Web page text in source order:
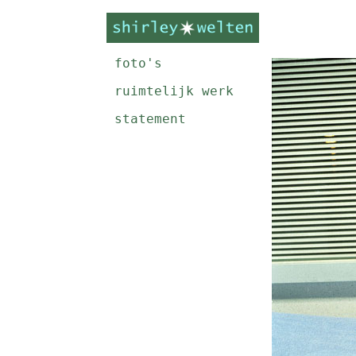
foto's
ruimtelijk werk
statement